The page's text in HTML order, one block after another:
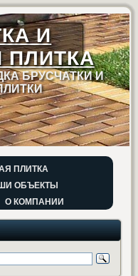
И
ПЛИТКА
БРУСЧАТКИ И
ПЛИТКА
ОБЪЕКТЫ
О КОМПАНИИ